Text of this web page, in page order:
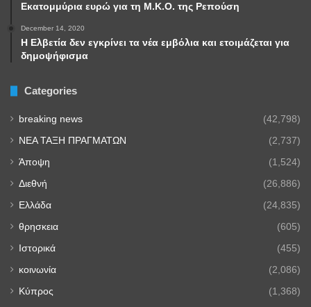
Εκατομμύρια ευρώ για τη Μ.Κ.Ο. της Ρεπούση
December 14, 2020
Η Ελβετία δεν εγκρίνει τα νέα εμβόλια και ετοιμάζεται για
δημοψήφισμα
Categories
breaking news (42,798)
NEA TAΞΗ ΠΡΑΓΜΑΤΩΝ (2,737)
Άποψη (1,524)
Διεθνή (26,886)
Ελλάδα (24,835)
θρησκεια (605)
Ιστορικά (455)
κοινωνία (2,086)
Κύπρος (1,368)